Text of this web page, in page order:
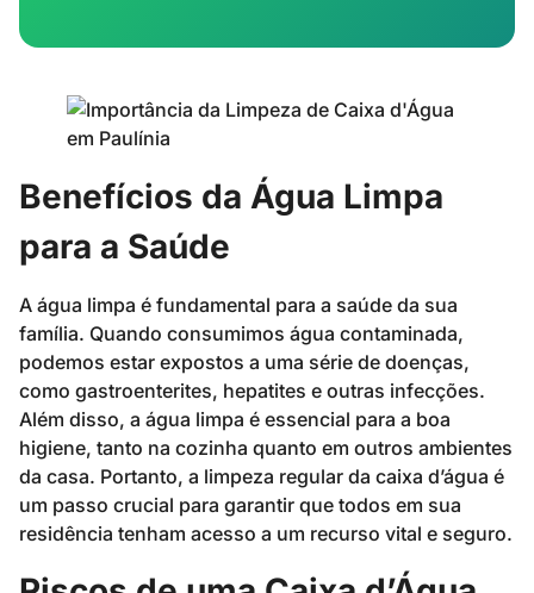
Benefícios da Água Limpa
para a Saúde
A água limpa é fundamental para a saúde da sua
família. Quando consumimos água contaminada,
podemos estar expostos a uma série de doenças,
como gastroenterites, hepatites e outras infecções.
Além disso, a água limpa é essencial para a boa
higiene, tanto na cozinha quanto em outros ambientes
da casa. Portanto, a limpeza regular da caixa d’água é
um passo crucial para garantir que todos em sua
residência tenham acesso a um recurso vital e seguro.